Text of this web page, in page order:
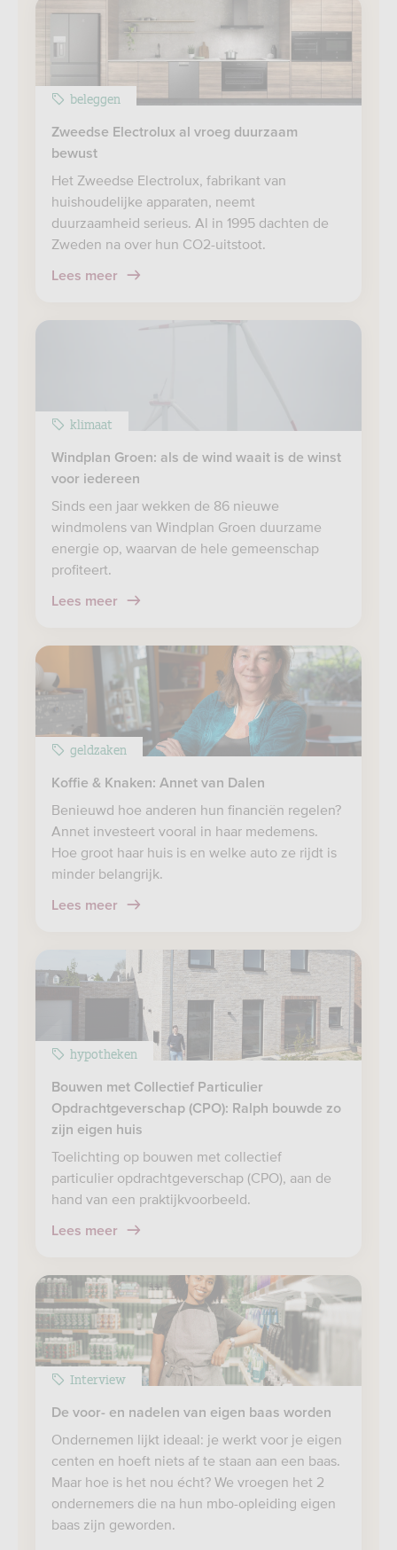
beleggen
Zweedse Electrolux al vroeg duurzaam
bewust
Het Zweedse Electrolux, fabrikant van
huishoudelijke apparaten, neemt
duurzaamheid serieus. Al in 1995 dachten de
Zweden na over hun CO2-uitstoot.
Lees meer
klimaat
Windplan Groen: als de wind waait is de winst
voor iedereen
Sinds een jaar wekken de 86 nieuwe
windmolens van Windplan Groen duurzame
energie op, waarvan de hele gemeenschap
profiteert.
Lees meer
geldzaken
Koffie & Knaken: Annet van Dalen
Benieuwd hoe anderen hun financiën regelen?
Annet investeert vooral in haar medemens.
Hoe groot haar huis is en welke auto ze rijdt is
minder belangrijk.
Lees meer
hypotheken
Bouwen met Collectief Particulier
Opdrachtgeverschap (CPO): Ralph bouwde zo
zijn eigen huis
Toelichting op bouwen met collectief
particulier opdrachtgeverschap (CPO), aan de
hand van een praktijkvoorbeeld.
Lees meer
Interview
De voor- en nadelen van eigen baas worden
Ondernemen lijkt ideaal: je werkt voor je eigen
centen en hoeft niets af te staan aan een baas.
Maar hoe is het nou écht? We vroegen het 2
ondernemers die na hun mbo-opleiding eigen
baas zijn geworden.